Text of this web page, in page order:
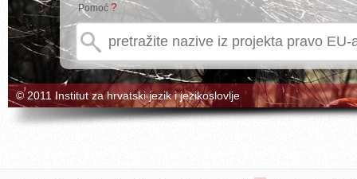
Pomoć ?
© 2011 Institut za hrvatski jezik i jezikoslovlje